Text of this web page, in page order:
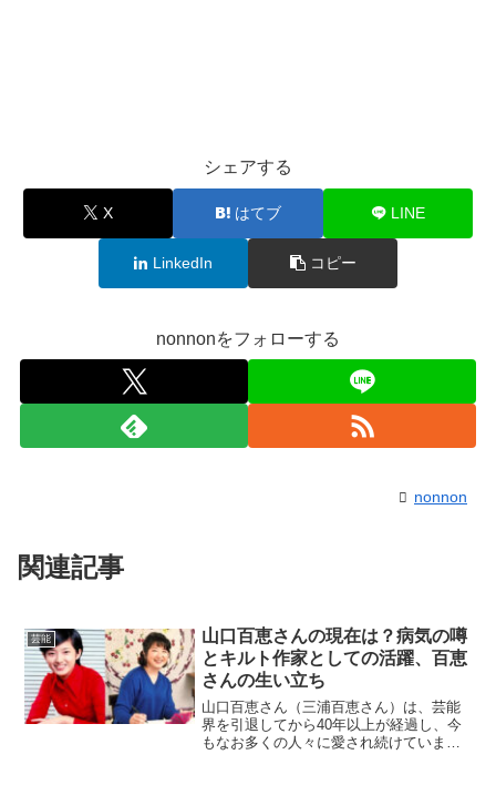
シェアする
X はてブ LINE
LinkedIn コピー
nonnonをフォローする
nonnon
関連記事
芸能
山口百恵さんの現在は？病気の噂
とキルト作家としての活躍、百恵
さんの生い立ち
山口百恵さん（三浦百恵さん）は、芸能
界を引退してから40年以上が経過し、今
もなお多くの人々に愛され続けていま